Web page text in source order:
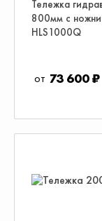
Тележка
800мм с
HLS1000Q
73 600 ₽